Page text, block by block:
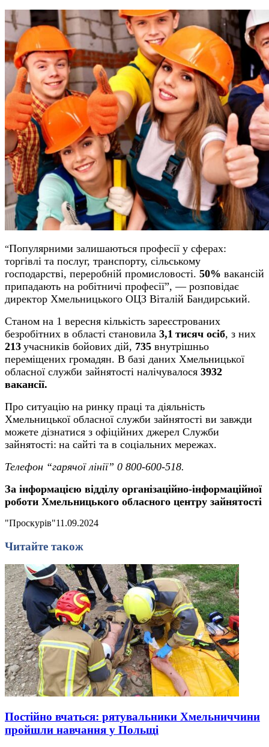
“Популярними залишаються професії у сферах:
торгівлі та послуг, транспорту, сільському
господарстві, переробній промисловості. 50% вакансій
припадають на робітничі професії”,—розповідає
директор Хмельницького ОЦЗ Віталій Бандирський.
Станом на 1 вересня кількість зареєстрованих
безробітних в області становила 3,1 тисяч осіб, з них
213 учасників бойових дій, 735 внутрішньо
переміщених громадян. В базі даних Хмельницької
обласної служби зайнятості налічувалося 3932
вакансії.
Про ситуацію на ринку праці та діяльність
Хмельницької обласної служби зайнятості ви завжди
можете дізнатися з офіційних джерел Служби
зайнятості: на сайті та в соціальних мережах.
Телефон “гарячої лінії” 0 800-600-518.
За інформацією відділу організаційно-інформаційної
роботи Хмельницького обласного центру зайнятості
"Проскурів"11.09.2024
Читайте також
Постійно вчаться: рятувальники Хмельниччини
пройшли навчання у Польщі